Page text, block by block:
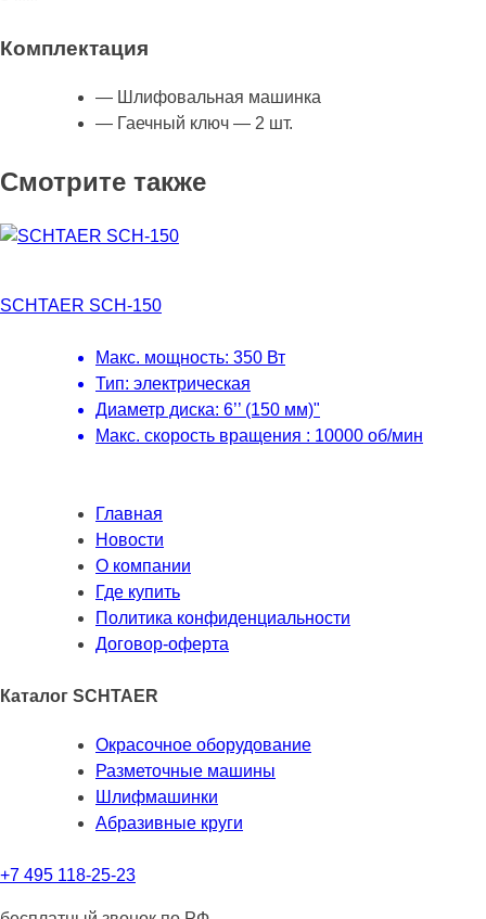
Комплектация
— Шлифовальная машинка
— Гаечный ключ — 2 шт.
Смотрите также
SCHTAER SCH-150
Макс. мощность: 350 Вт
Тип: электрическая
Диаметр диска: 6’’ (150 мм)"
Макс. скорость вращения : 10000 об/мин
Главная
Новости
О компании
Где купить
Политика конфиденциальности
Договор-оферта
Каталог SCHTAER
Окрасочное оборудование
Разметочные машины
Шлифмашинки
Абразивные круги
+7 495 118-25-23